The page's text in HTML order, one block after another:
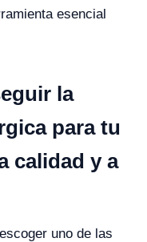
esencial
la
para tu
calidad y a
uno de las